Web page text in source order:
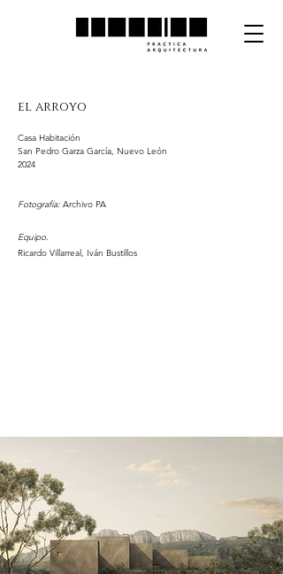
el arroyo
Casa Habitación
San Pedro Garza García, Nuevo León
2024
Fotografía: Archivo PA
Equipo.
Ricardo Villarreal, Iván Bustillos